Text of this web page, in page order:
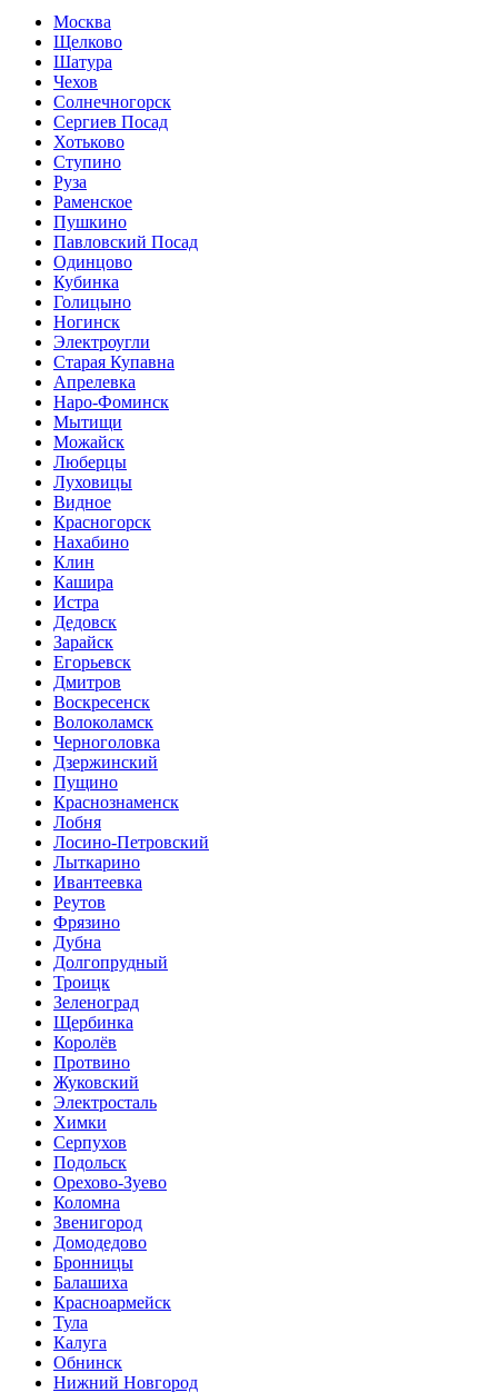
Москва
Щелково
Шатура
Чехов
Солнечногорск
Сергиев Посад
Хотьково
Ступино
Руза
Раменское
Пушкино
Павловский Посад
Одинцово
Кубинка
Голицыно
Ногинск
Электроугли
Старая Купавна
Апрелевка
Наро-Фоминск
Мытищи
Можайск
Люберцы
Луховицы
Видное
Красногорск
Нахабино
Клин
Кашира
Истра
Дедовск
Зарайск
Егорьевск
Дмитров
Воскресенск
Волоколамск
Черноголовка
Дзержинский
Пущино
Краснознаменск
Лобня
Лосино-Петровский
Лыткарино
Ивантеевка
Реутов
Фрязино
Дубна
Долгопрудный
Троицк
Зеленоград
Щербинка
Королёв
Протвино
Жуковский
Электросталь
Химки
Серпухов
Подольск
Орехово-Зуево
Коломна
Звенигород
Домодедово
Бронницы
Балашиха
Красноармейск
Тула
Калуга
Обнинск
Нижний Новгород